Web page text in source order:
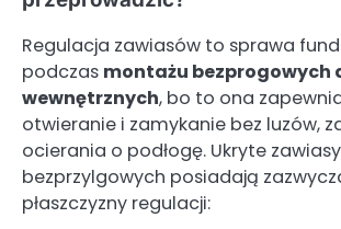
Regulacja zawiasów to sprawa
podczas montażu bezprogowych
wewnętrznych, bo to ona
otwieranie i zamykanie bez luzów,
ocierania o podłogę. Ukryte
bezprzylgowych posiadają
płaszczyzny regulacji: